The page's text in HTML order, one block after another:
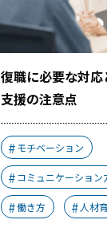
復職に必要な対
支援の注意点
モチベーション
コミュニケーション
働き方 人材